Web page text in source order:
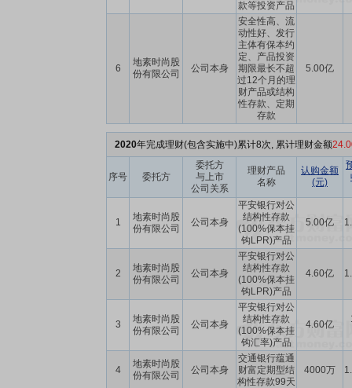
款等投资产品
6
地素时尚股
份有限公司
公司本身
安全性高、流
动性好、发行
主体有保本约
定、产品投资
期限最长不超
过12个月的理
财产品或结构
性存款、定期
存款
5.00亿
2020年完成理财(包含实施中)累计8次, 累计理财金额
序号 委托方
委托方
与上市
公司关系
理财产品
名称
认购金额
(元)
1
地素时尚股
份有限公司
公司本身
平安银行对公
结构性存款
(100%保本挂
钩LPR)产品
5.00亿
2
地素时尚股
份有限公司
公司本身
平安银行对公
结构性存款
(100%保本挂
钩LPR)产品
4.60亿
3
地素时尚股
份有限公司
公司本身
平安银行对公
结构性存款
(100%保本挂
钩汇率)产品
4.60亿
4
地素时尚股
份有限公司
公司本身
交通银行蕴通
财富定期型结
构性存款99天
4000万